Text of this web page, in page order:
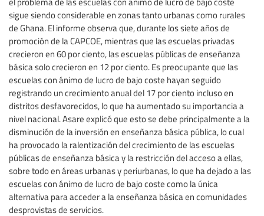
sigue siendo considerable en zonas tanto urbanas como rurales
de Ghana. El informe observa que, durante los siete años de
promoción de la CAPCOE, mientras que las escuelas privadas
crecieron en 60 por ciento, las escuelas públicas de enseñanza
básica solo crecieron en 12 por ciento. Es preocupante que las
escuelas con ánimo de lucro de bajo coste hayan seguido
registrando un crecimiento anual del 17 por ciento incluso en
distritos desfavorecidos, lo que ha aumentado su importancia a
nivel nacional. Asare explicó que esto se debe principalmente a la
disminución de la inversión en enseñanza básica pública, lo cual
ha provocado la ralentización del crecimiento de las escuelas
públicas de enseñanza básica y la restricción del acceso a ellas,
sobre todo en áreas urbanas y periurbanas, lo que ha dejado a las
escuelas con ánimo de lucro de bajo coste como la única
alternativa para acceder a la enseñanza básica en comunidades
desprovistas de servicios.